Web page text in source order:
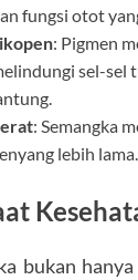
fungsi otot
: Pigmen
sel-sel
: Semangka
lebih lama.
bukan